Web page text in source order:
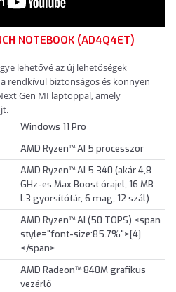
NOTEBOOK (AD4Q4ET)
lehetővé az új lehetőségek
rendkívül biztonságos és könnyen
Gen MI laptoppal, amely
Windows 11 Pro
AMD Ryzen™ AI 5 processzor
AMD Ryzen™ AI 5 340 (akár 4,8
GHz-es Max Boost órajel, 16 MB
L3 gyorsítótár, 6 mag, 12 szál)
AMD Ryzen™ AI (50 TOPS) <span
style="font-size:85.7%">[4]
</span>
AMD Radeon™ 840M grafikus
vezérlő